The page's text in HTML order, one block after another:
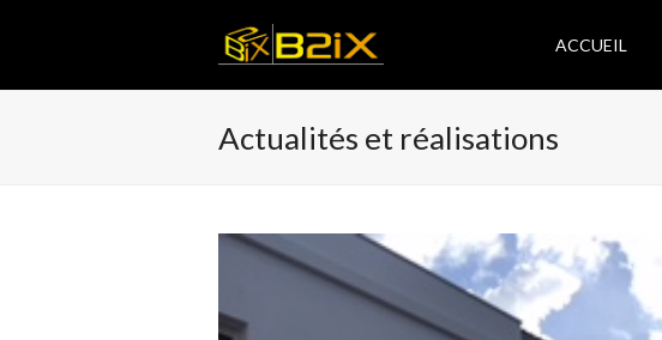
ACCUEIL
Actualités et réalisations